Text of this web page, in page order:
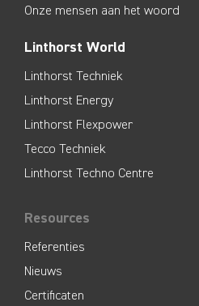
Onze mensen aan het woord
Linthorst World
Linthorst Techniek
Linthorst Energy
Linthorst Flexpower
Tecco Techniek
Linthorst Techno Centre
Resources
Referenties
Nieuws
Certificaten